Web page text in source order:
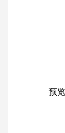
预